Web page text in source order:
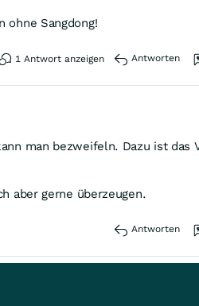
ohne Sangdong!
1 Antwort anzeigen Antworten
man bezweifeln. Dazu ist das
aber gerne überzeugen.
Antworten